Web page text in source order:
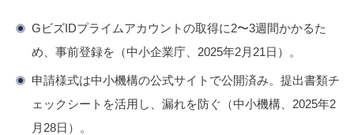
GビズIDプライムアカウントの取得に2〜3週間かかるた
め、事前登録を（中小企業庁、2025年2月21日）。
申請様式は中小機構の公式サイトで公開済み。提出書類チ
ェックシートを活用し、漏れを防ぐ（中小機構、2025年2
月28日）。